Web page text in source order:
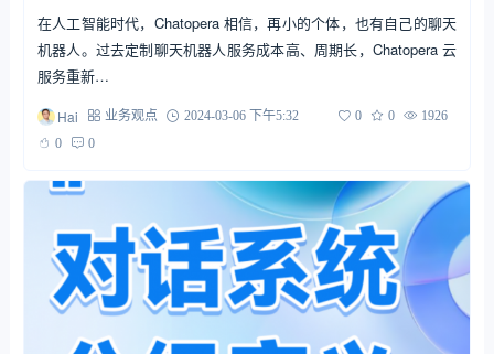
在人工智能时代，Chatopera 相信，再小的个体，也有自己的聊天
机器人。过去定制聊天机器人服务成本高、周期长，Chatopera 云
服务重新…
Hai 业务观点 2024-03-06 下午5:32 0 0
1926
0
0